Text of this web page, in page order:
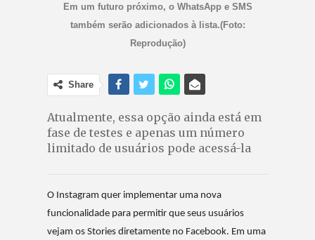
Em um futuro próximo, o WhatsApp e SMS
também serão adicionados à lista.(Foto:
Reprodução)
Share
Atualmente, essa opção ainda está em
fase de testes e apenas um número
limitado de usuários pode acessá-la
O Instagram quer implementar uma nova
funcionalidade para permitir que seus usuários
vejam os Stories diretamente no Facebook. Em uma